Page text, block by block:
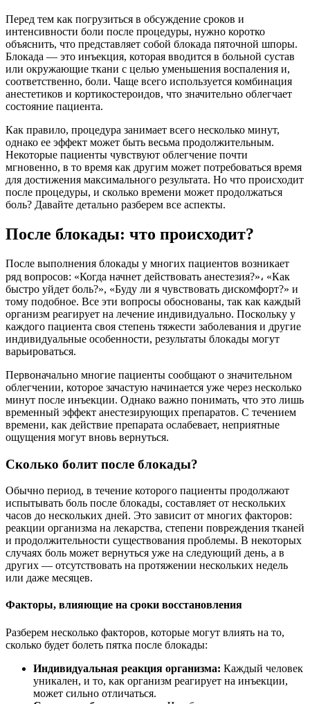
Перед тем как погрузиться в обсуждение сроков и
интенсивности боли после процедуры, нужно коротко
объяснить, что представляет собой блокада пяточной шпоры.
Блокада — это инъекция, которая вводится в больной сустав
или окружающие ткани с целью уменьшения воспаления и,
соответственно, боли. Чаще всего используется комбинация
анестетиков и кортикостероидов, что значительно облегчает
состояние пациента.
Как правило, процедура занимает всего несколько минут,
однако ее эффект может быть весьма продолжительным.
Некоторые пациенты чувствуют облегчение почти
мгновенно, в то время как другим может потребоваться время
для достижения максимального результата. Но что происходит
после процедуры, и сколько времени может продолжаться
боль? Давайте детально разберем все аспекты.
После блокады: что происходит?
После выполнения блокады у многих пациентов возникает
ряд вопросов: «Когда начнет действовать анестезия?»، «Как
быстро уйдет боль?», «Буду ли я чувствовать дискомфорт?» и
тому подобное. Все эти вопросы обоснованы, так как каждый
организм реагирует на лечение индивидуально. Поскольку у
каждого пациента своя степень тяжести заболевания и другие
индивидуальные особенности, результаты блокады могут
варьироваться.
Первоначально многие пациенты сообщают о значительном
облегчении, которое зачастую начинается уже через несколько
минут после инъекции. Однако важно понимать, что это лишь
временный эффект анестезирующих препаратов. С течением
времени, как действие препарата ослабевает, неприятные
ощущения могут вновь вернуться.
Сколько болит после блокады?
Обычно период, в течение которого пациенты продолжают
испытывать боль после блокады, составляет от нескольких
часов до нескольких дней. Это зависит от многих факторов:
реакции организма на лекарства, степени повреждения тканей
и продолжительности существования проблемы. В некоторых
случаях боль может вернуться уже на следующий день, а в
других — отсутствовать на протяжении нескольких недель
или даже месяцев.
Факторы, влияющие на сроки восстановления
Разберем несколько факторов, которые могут влиять на то,
сколько будет болеть пятка после блокады:
Индивидуальная реакция организма: Каждый человек
уникален, и то, как организм реагирует на инъекции,
может сильно отличаться.